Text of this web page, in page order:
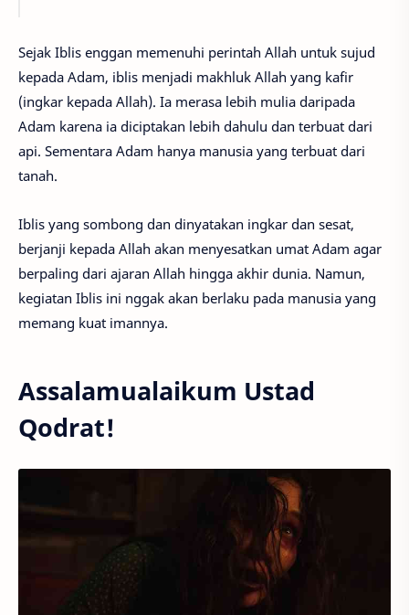
Sejak Iblis enggan memenuhi perintah Allah untuk sujud
kepada Adam, iblis menjadi makhluk Allah yang kafir
(ingkar kepada Allah). Ia merasa lebih mulia daripada
Adam karena ia diciptakan lebih dahulu dan terbuat dari
api. Sementara Adam hanya manusia yang terbuat dari
tanah.
Iblis yang sombong dan dinyatakan ingkar dan sesat,
berjanji kepada Allah akan menyesatkan umat Adam agar
berpaling dari ajaran Allah hingga akhir dunia. Namun,
kegiatan Iblis ini nggak akan berlaku pada manusia yang
memang kuat imannya.
Assalamualaikum Ustad
Qodrat!